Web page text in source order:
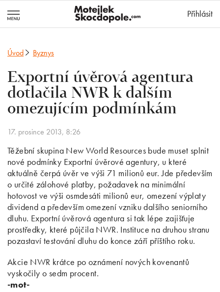
Přihlásit
Úvod Byznys
Exportní úvěrová agentura
dotlačila NWR k dalším
omezujícím podmínkám
17. prosince 2013, 8:26
Těžební skupina New World Resources bude muset splnit
nové podmínky Exportní úvěrové agentury, u které
aktuálně čerpá úvěr ve výši 71 milionů eur. Jde především
o určité zálohové platby, požadavek na minimální
hotovost ve výši osmdesáti milionů eur, omezení výplaty
dividend a především omezení vzniku dalšího seniorního
dluhu. Exportní úvěrová agentura si tak lépe zajišťuje
prostředky, které půjčila NWR. Instituce na druhou stranu
pozastaví testování dluhu do konce září příštího roku.
Akcie NWR krátce po oznámení nových kovenantů
vyskočily o sedm procent.
-mot-